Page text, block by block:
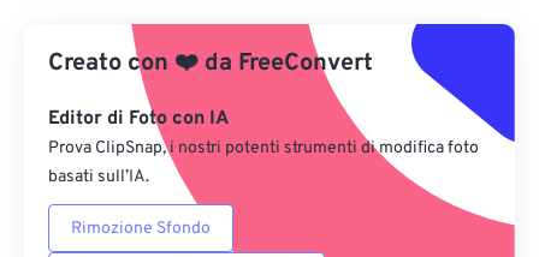
Applica da preimpostazione
Salva come predefinito
Creato con ❤️ da FreeConvert
Editor di Foto con IA
Prova ClipSnap, i nostri potenti strumenti di modifica foto
basati sull’IA.
Rimozione Sfondo